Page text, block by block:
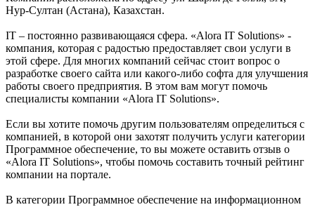
Нур-Султан (Астана), Казахстан.
IT – постоянно развивающаяся сфера. «Alora IT Solutions» -
компания, которая с радостью предоставляет свои услуги в
этой сфере. Для многих компаний сейчас стоит вопрос о
разработке своего сайта или какого-либо софта для улучшения
работы своего предприятия. В этом вам могут помочь
специалисты компании «Alora IT Solutions».
Если вы хотите помочь другим пользователям определиться с
компанией, в которой они захотят получить услуги категории
Программное обеспечение, то вы можете оставить отзыв о
«Alora IT Solutions», чтобы помочь составить точный рейтинг
компании на портале.
В категории Программное обеспечение на информационном